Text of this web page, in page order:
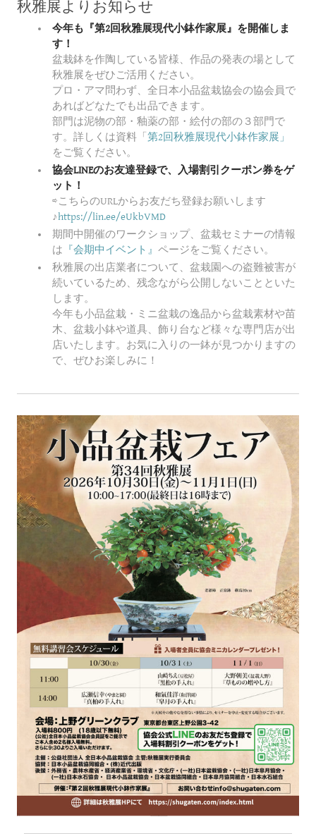
秋雅展よりお知らせ
今年も『第2回秋雅展現代小鉢作家展』を開催しま
す！
盆栽鉢を作陶している皆様、作品の発表の場として
秋雅展をぜひご活用ください。
プロ・アマ問わず、全日本小品盆栽協会の協会員で
あればどなたでも出品できます。
部門は泥物の部・釉薬の部・絵付の部の３部門で
す。詳しくは資料「 第2回秋雅展現代小鉢作家展」
をご覧ください。
協会LINEのお友達登録で、入場割引クーポン券をゲ
ット！
⇨こちらのURLからお友だち登録お願いします
♪https://lin.ee/eUkbVMD
期間中開催のワークショップ、盆栽セミナーの情報
は 『会期中イベント』 ページをご覧ください。
秋雅展の出店業者について、盆栽園への盗難被害が
続いているため、残念ながら公開しないことといた
します。
今年も小品盆栽・ミニ盆栽の逸品から盆栽素材や苗
木、盆栽小鉢や道具、飾り台など様々な専門店が出
店いたします。お気に入りの一鉢が見つかりますの
で、ぜひお楽しみに！